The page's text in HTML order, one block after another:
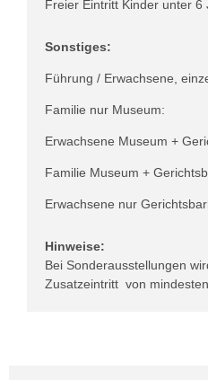
Freier Eintritt Kinder unter 6
Sonstiges:
Führung / Erwachsene,
Familie nur Museum:
Erwachsene Museum +
Familie Museum +
Erwachsene nur
Hinweise:
Bei Sonderausstellungen
Zusatzeintritt von